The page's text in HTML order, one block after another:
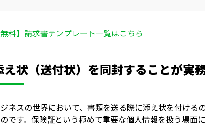
無料】請求書テンプレート一覧はこちら
え状（送付状）を同封することが実
ネスの世界において、書類を送る際に添え状を付け
です。保険証という極めて重要な個人情報を扱う場面